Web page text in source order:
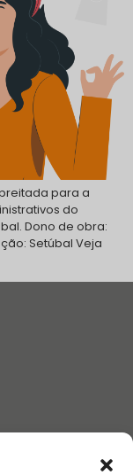
para a
do
Dono de obra:
Setúbal Veja